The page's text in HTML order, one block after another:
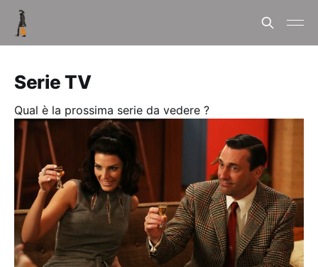
Serie TV
Qual è la prossima serie da vedere ?